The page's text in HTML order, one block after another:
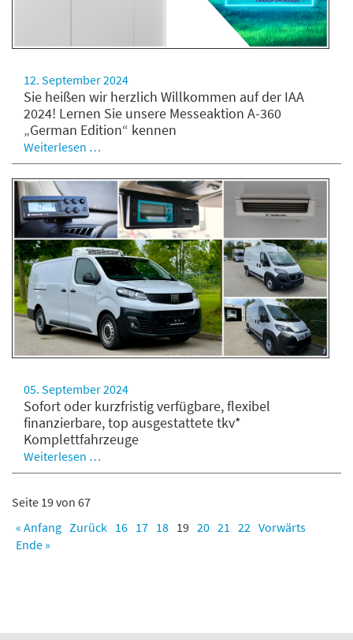
12. September 2024
Sie heißen wir herzlich Willkommen auf der IAA
2024! Lernen Sie unsere Messeaktion A-360
„German Edition“ kennen
Weiterlesen …
05. September 2024
Sofort oder kurzfristig verfügbare, flexibel
finanzierbare, top ausgestattete tkv*
Komplettfahrzeuge
Weiterlesen …
Seite 19 von 67
« Anfang Zurück 16 17 18 19 20 21 22 Vorwärts
Ende »